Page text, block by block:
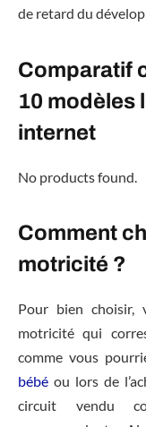
de retard du
Comparatif
10 modèles
internet
No products found.
Comment
motricité ?
Pour bien choisir,
motricité qui
comme vous
bébé ou lors de
circuit vendu